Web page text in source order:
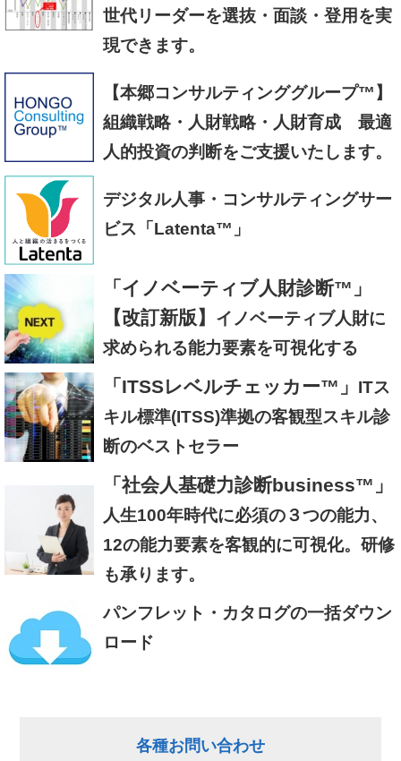
世代リーダーを選抜・面談・登用を実
現できます。
【本郷コンサルティンググループ™】
組織戦略・人財戦略・人財育成 最適
人的投資の判断をご支援いたします。
デジタル人事・コンサルティングサー
ビス「Latenta™」
「イノベーティブ人財診断™」
【改訂新版】
イノベーティブ人財に
求められる能力要素を可視化する
「ITSSレベルチェッカー™」 ITス
キル標準(ITSS)準拠の客観型スキル診
断のベストセラー
「社会人基礎力診断business™」
人生100年時代に必須の３つの能力、
12の能力要素を客観的に可視化。研修
も承ります。
パンフレット・カタログの一括ダウン
ロード
各種お問い合わせ